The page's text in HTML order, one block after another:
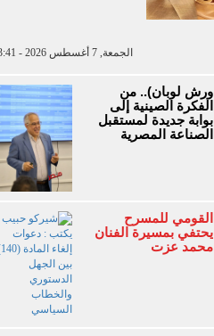
الجمعة, 7 أغسطس 2026 - 13:41
ورش لوبان).. من
الفكرة الصينية إلى
بوابة جديدة لمستقبل
الصناعة المصرية
القومي للمسرح
يحتفي بمسيرة الفنان
محمد عزت